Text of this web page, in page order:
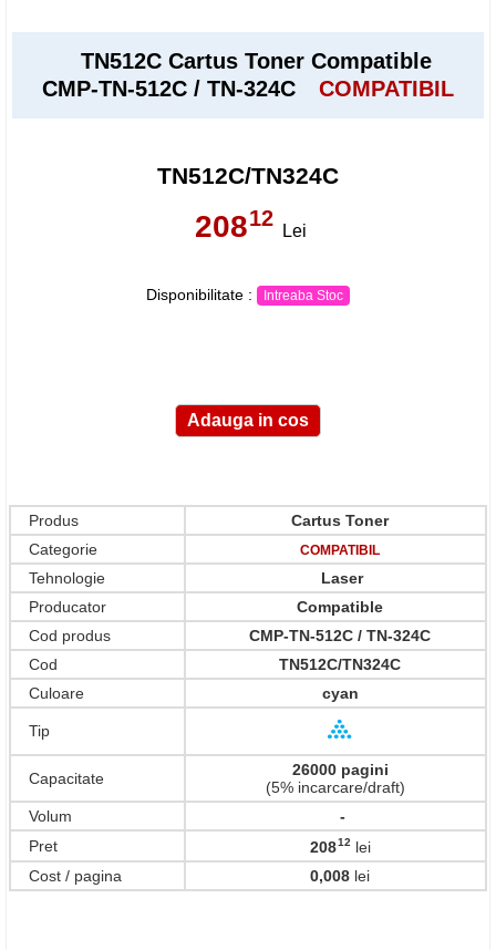
TN512C Cartus Toner Compatible
CMP-TN-512C / TN-324C
COMPATIBIL
TN512C/TN324C
20812
Lei
Disponibilitate : Intreaba Stoc
Produs
Cartus Toner
Categorie
COMPATIBIL
Tehnologie
Laser
Producator
Compatible
Cod produs
CMP-TN-512C / TN-324C
Cod
TN512C/TN324C
Culoare
cyan
Tip
Capacitate
26000 pagini
(5% incarcare/draft)
Volum
-
Pret
20812lei
Cost / pagina
0,008 lei